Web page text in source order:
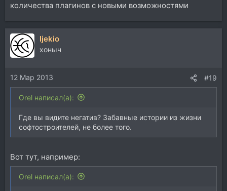
количества плагинов с новыми возможностями
ljekio
хоныч
12 Мар 2013 #19
Orel написал(а):
Где вы видите негатив? Забавные истории из жизни
софтостроителей, не более того.
Вот тут, например:
Orel написал(а):